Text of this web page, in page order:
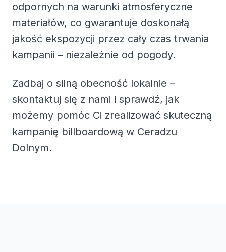
odpornych na warunki atmosferyczne
materiałów, co gwarantuje doskonałą
jakość ekspozycji przez cały czas trwania
kampanii – niezależnie od pogody.
Zadbaj o silną obecność lokalnie –
skontaktuj się z nami i sprawdź, jak
możemy pomóc Ci zrealizować skuteczną
kampanię billboardową w Ceradzu
Dolnym.